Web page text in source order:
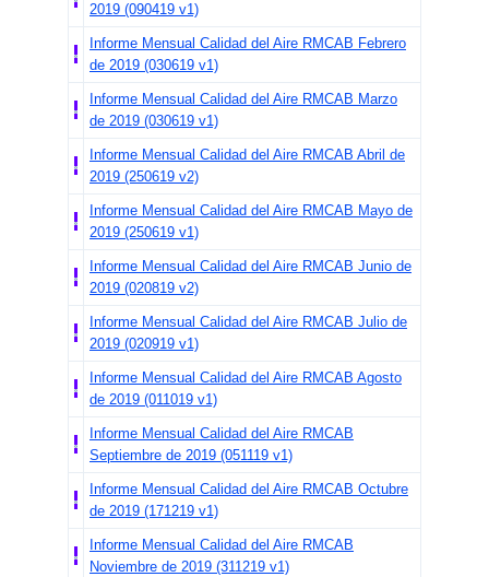
2019 (090419 v1)
Informe Mensual Calidad del Aire RMCAB Febrero
de 2019 (030619 v1)
Informe Mensual Calidad del Aire RMCAB Marzo
de 2019 (030619 v1)
Informe Mensual Calidad del Aire RMCAB Abril de
2019 (250619 v2)
Informe Mensual Calidad del Aire RMCAB Mayo de
2019 (250619 v1)
Informe Mensual Calidad del Aire RMCAB Junio de
2019 (020819 v2)
Informe Mensual Calidad del Aire RMCAB Julio de
2019 (020919 v1)
Informe Mensual Calidad del Aire RMCAB Agosto
de 2019 (011019 v1)
Informe Mensual Calidad del Aire RMCAB
Septiembre de 2019 (051119 v1)
Informe Mensual Calidad del Aire RMCAB Octubre
de 2019 (171219 v1)
Informe Mensual Calidad del Aire RMCAB
Noviembre de 2019 (311219 v1)